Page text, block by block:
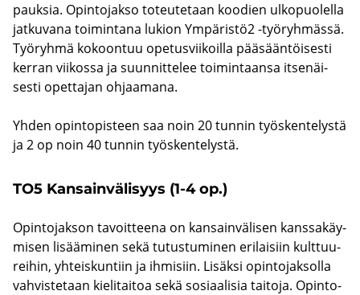
pauk­sia. Opin­to­jak­so to­teu­te­taan koo­dien ul­ko­puo­lel­la
jat­ku­va­na toi­min­ta­na lu­kion Ym­pä­ris­tö2 -​työryhmässä.
Työ­ryh­mä ko­koon­tuu ope­tus­vii­koil­la pää­sään­töi­ses­ti
ker­ran vii­kos­sa ja suun­nit­te­lee toi­min­taan­sa it­se­näi­
ses­ti opet­ta­jan oh­jaa­ma­na.
Yhden opin­to­pis­teen saa noin 20 tun­nin työs­ken­te­lys­tä
ja 2 op noin 40 tun­nin työs­ken­te­lys­tä.
TO5 Kan­sain­vä­li­syys (1-4 op.)
Opin­to­jak­son ta­voit­tee­na on kan­sain­vä­li­sen kans­sa­käy­
mi­sen li­sää­mi­nen sekä tu­tus­tu­mi­nen eri­lai­siin kult­tuu­
rei­hin, yh­teis­kun­tiin ja ih­mi­siin. Li­säk­si opin­to­jak­sol­la
vah­vis­te­taan kie­li­tai­toa sekä so­si­aa­li­sia tai­to­ja. Opin­to­